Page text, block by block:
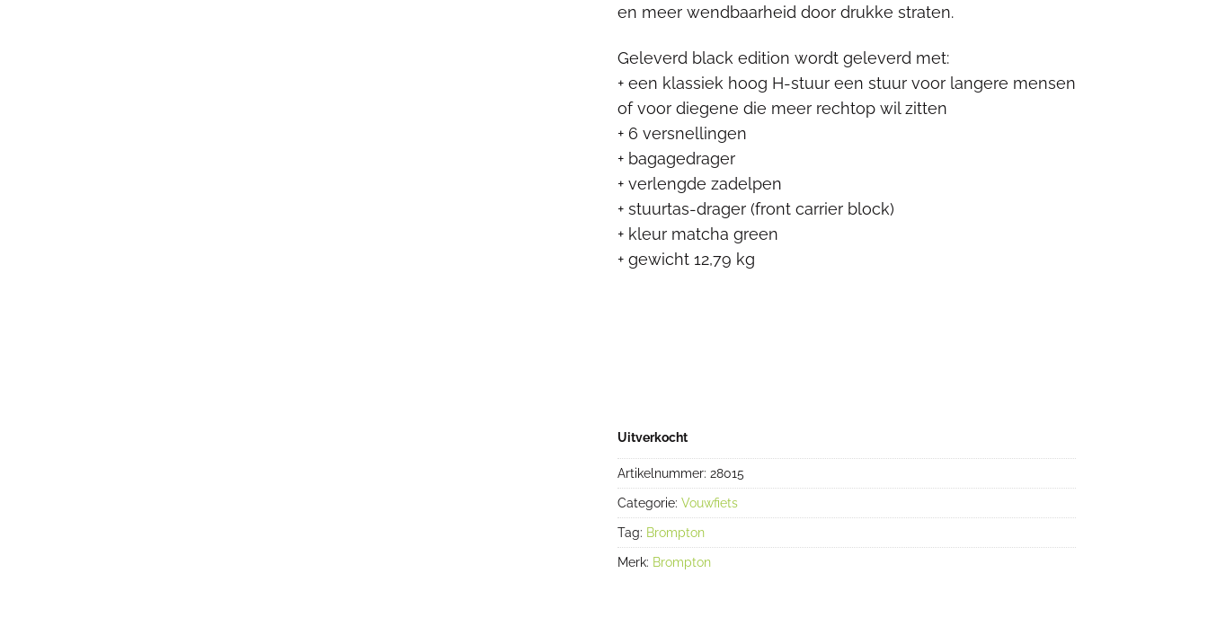
en meer wendbaarheid door drukke straten.
Geleverd black edition wordt geleverd met:
+ een klassiek hoog H-stuur een stuur voor langere mensen
of voor diegene die meer rechtop wil zitten
+ 6 versnellingen
+ bagagedrager
+ verlengde zadelpen
+ stuurtas-drager (front carrier block)
+ kleur matcha green
+ gewicht 12,79 kg
Uitverkocht
Artikelnummer: 28015
Categorie: Vouwfiets
Tag: Brompton
Merk: Brompton